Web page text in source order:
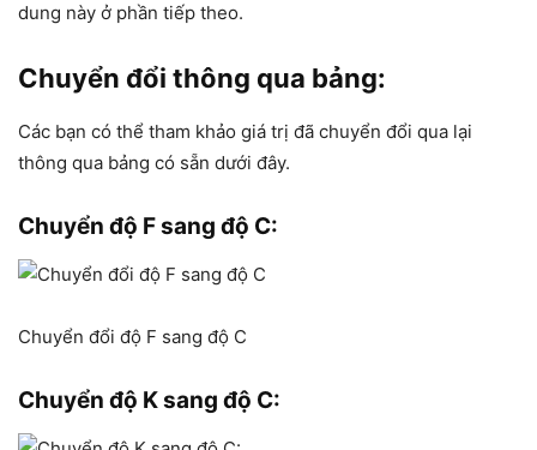
dung này ở phần tiếp theo.
Chuyển đổi thông qua bảng:
Các bạn có thể tham khảo giá trị đã chuyển đổi qua lại
thông qua bảng có sẵn dưới đây.
Chuyển độ F sang độ C:
Chuyển đổi độ F sang độ C
Chuyển độ K sang độ C: